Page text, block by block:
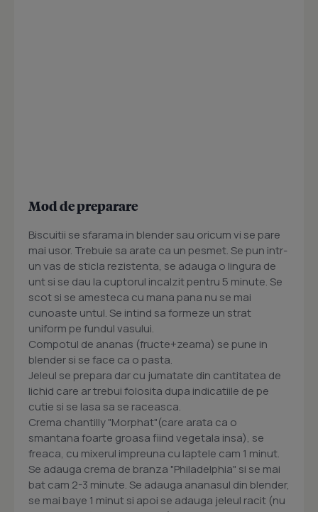
Mod de preparare
Biscuitii se sfarama in blender sau oricum vi se pare
mai usor. Trebuie sa arate ca un pesmet. Se pun intr-
un vas de sticla rezistenta, se adauga o lingura de
unt si se dau la cuptorul incalzit pentru 5 minute. Se
scot si se amesteca cu mana pana nu se mai
cunoaste untul. Se intind sa formeze un strat
uniform pe fundul vasului.
Compotul de ananas (fructe+zeama) se pune in
blender si se face ca o pasta.
Jeleul se prepara dar cu jumatate din cantitatea de
lichid care ar trebui folosita dupa indicatiile de pe
cutie si se lasa sa se raceasca.
Crema chantilly "Morphat"(care arata ca o
smantana foarte groasa fiind vegetala insa), se
freaca, cu mixerul impreuna cu laptele cam 1 minut.
Se adauga crema de branza "Philadelphia" si se mai
bat cam 2-3 minute. Se adauga ananasul din blender,
se mai baye 1 minut si apoi se adauga jeleul racit (nu